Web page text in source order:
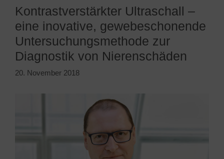
Kontrastverstärkter Ultraschall –
eine inovative, gewebeschonende
Untersuchungsmethode zur
Diagnostik von Nierenschäden
20. November 2018